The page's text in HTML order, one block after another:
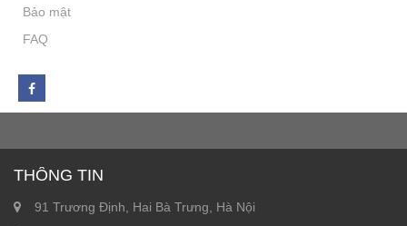
Bảo mật
FAQ
THÔNG TIN
91 Trương Định, Hai Bà Trưng, Hà Nội